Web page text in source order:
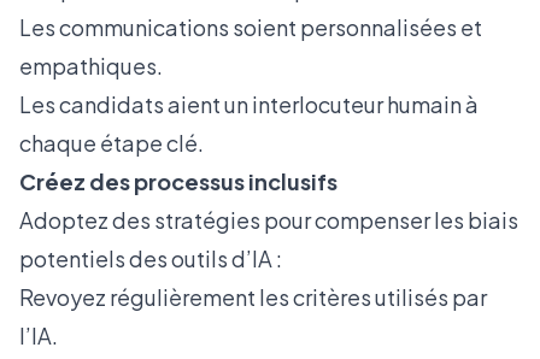
Les communications soient personnalisées et
empathiques.
Les candidats aient un interlocuteur humain à
chaque étape clé.
Créez des processus inclusifs
Adoptez des stratégies pour compenser les biais
potentiels des outils d’IA :
Revoyez régulièrement les critères utilisés par
l’IA.